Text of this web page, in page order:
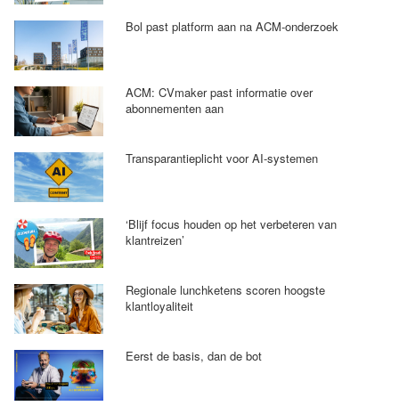
Bol past platform aan na ACM-onderzoek
ACM: CVmaker past informatie over
abonnementen aan
Transparantieplicht voor AI-systemen
‘Blijf focus houden op het verbeteren van
klantreizen’
Regionale lunchketens scoren hoogste
klantloyaliteit
Eerst de basis, dan de bot